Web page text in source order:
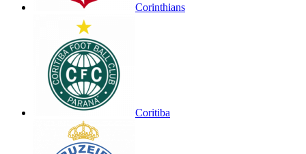
Corinthians
Coritiba